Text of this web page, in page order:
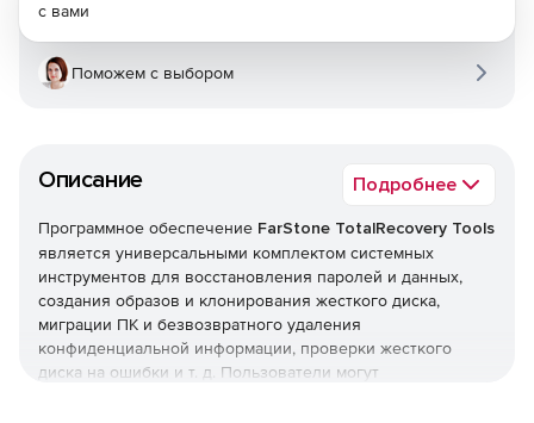
Описание Подробнее
Программное обеспечение FarStone TotalRecovery Tools
является универсальными комплектом системных
инструментов для восстановления паролей и данных,
создания образов и клонирования жесткого диска,
миграции ПК и безвозвратного удаления
конфиденциальной информации, проверки жесткого
диска на ошибки и т. д. Пользователи могут
с вами
Поможем с выбором